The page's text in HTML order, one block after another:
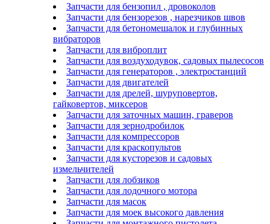
Запчасти для бензопил , дровоколов
Запчасти для бензорезов , нарезчиков швов
Запчасти для бетономешалок и глубинных
вибраторов
Запчасти для виброплит
Запчасти для воздуходувок, садовых пылесосов
Запчасти для генераторов , электростанций
Запчасти для двигателей
Запчасти для дрелей, шуруповертов,
гайковертов, миксеров
Запчасти для заточных машин, граверов
Запчасти для зернодробилок
Запчасти для компрессоров
Запчасти для краскопультов
Запчасти для кусторезов и садовых
измельчителей
Запчасти для лобзиков
Запчасти для лодочного мотора
Запчасти для масок
Запчасти для моек высокого давления